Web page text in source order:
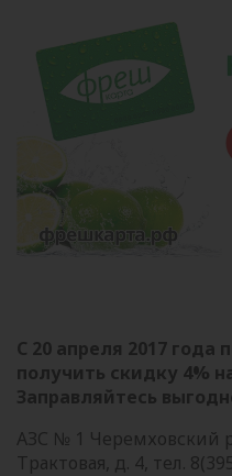
С 20 апреля 2017
получить скидку 4%
Заправляйтесь
АЗС № 1 Черемховский
Трактовая, д. 4, тел.